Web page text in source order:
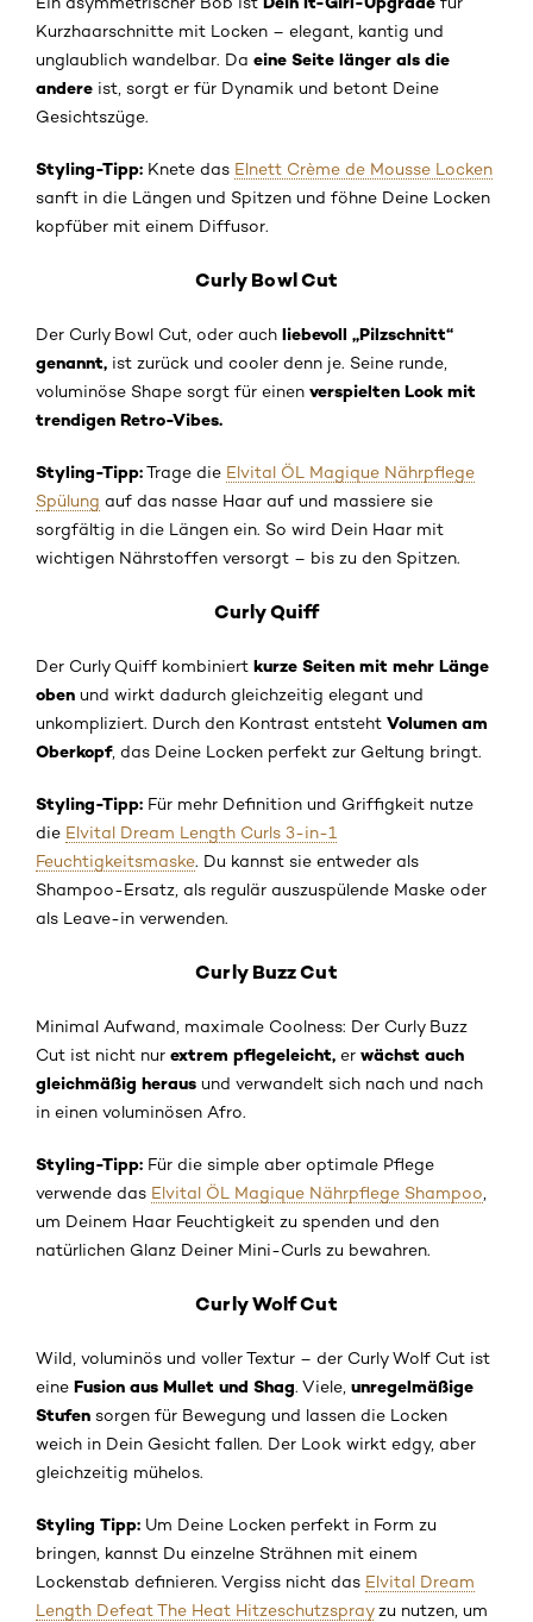
Kurzhaarschnitte mit Locken – elegant, kantig und
unglaublich wandelbar. Da eine Seite länger als die
andere ist, sorgt er für Dynamik und betont Deine
Gesichtszüge.
Styling-Tipp: Knete das Elnett Crème de Mousse Locken
sanft in die Längen und Spitzen und föhne Deine Locken
kopfüber mit einem Diffusor.
Curly Bowl Cut
Der Curly Bowl Cut, oder auch liebevoll „Pilzschnitt“
genannt, ist zurück und cooler denn je. Seine runde,
voluminöse Shape sorgt für einen verspielten Look mit
trendigen Retro-Vibes.
Styling-Tipp:Trage die Elvital ÖL Magique Nährpflege
Spülung auf das nasse Haar auf und massiere sie
sorgfältig in die Längen ein. So wird Dein Haar mit
wichtigen Nährstoffen versorgt – bis zu den Spitzen.
Curly Quiff
Der Curly Quiff kombiniert kurze Seiten mit mehr Länge
oben und wirkt dadurch gleichzeitig elegant und
unkompliziert. Durch den Kontrast entsteht Volumen am
Oberkopf, das Deine Locken perfekt zur Geltung bringt.
Styling-Tipp: Für mehr Definition und Griffigkeit nutze
die Elvital Dream Length Curls 3-in-1
Feuchtigkeitsmaske. Du kannst sie entweder als
Shampoo-Ersatz, als regulär auszuspülende Maske oder
als Leave-in verwenden.
Curly Buzz Cut
Minimal Aufwand, maximale Coolness: Der Curly Buzz
Cut ist nicht nur extrem pflegeleicht, er wächst auch
gleichmäßig heraus und verwandelt sich nach und nach
in einen voluminösen Afro.
Styling-Tipp: Für die simple aber optimale Pflege
verwende das Elvital ÖL Magique Nährpflege Shampoo,
um Deinem Haar Feuchtigkeit zu spenden und den
natürlichen Glanz Deiner Mini-Curls zu bewahren.
Curly Wolf Cut
Wild, voluminös und voller Textur – der Curly Wolf Cut ist
eine Fusion aus Mullet und Shag. Viele, unregelmäßige
Stufen sorgen für Bewegung und lassen die Locken
weich in Dein Gesicht fallen. Der Look wirkt edgy, aber
gleichzeitig mühelos.
Styling Tipp: Um Deine Locken perfekt in Form zu
bringen, kannst Du einzelne Strähnen mit einem
Lockenstab definieren. Vergiss nicht das Elvital Dream
Length Defeat The Heat Hitzeschutzsprayzu nutzen, um